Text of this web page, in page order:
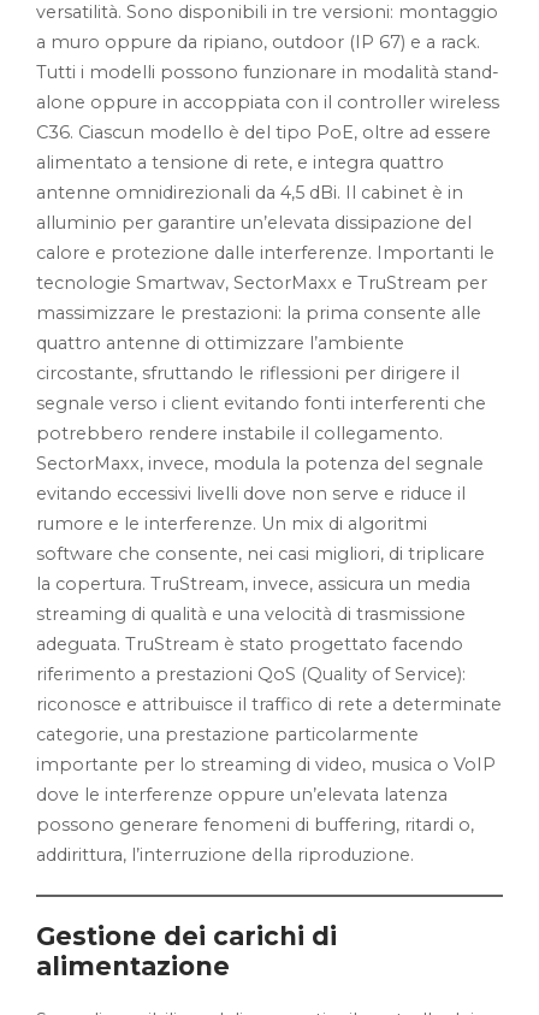
versatilità. Sono disponibili in tre versioni: montaggio
a muro oppure da ripiano, outdoor (IP 67) e a rack.
Tutti i modelli possono funzionare in modalità stand-
alone oppure in accoppiata con il controller wireless
C36. Ciascun modello è del tipo PoE, oltre ad essere
alimentato a tensione di rete, e integra quattro
antenne omnidirezionali da 4,5 dBi. Il cabinet è in
alluminio per garantire un’elevata dissipazione del
calore e protezione dalle interferenze. Importanti le
tecnologie Smartwav, SectorMaxx e TruStream per
massimizzare le prestazioni: la prima consente alle
quattro antenne di ottimizzare l’ambiente
circostante, sfruttando le riflessioni per dirigere il
segnale verso i client evitando fonti interferenti che
potrebbero rendere instabile il collegamento.
SectorMaxx, invece, modula la potenza del segnale
evitando eccessivi livelli dove non serve e riduce il
rumore e le interferenze. Un mix di algoritmi
software che consente, nei casi migliori, di triplicare
la copertura. TruStream, invece, assicura un media
streaming di qualità e una velocità di trasmissione
adeguata. TruStream è stato progettato facendo
riferimento a prestazioni QoS (Quality of Service):
riconosce e attribuisce il traffico di rete a determinate
categorie, una prestazione particolarmente
importante per lo streaming di video, musica o VoIP
dove le interferenze oppure un’elevata latenza
possono generare fenomeni di buffering, ritardi o,
addirittura, l’interruzione della riproduzione.
Gestione dei carichi di
alimentazione